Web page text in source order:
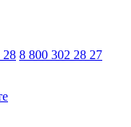
28 8 800 302 28 27